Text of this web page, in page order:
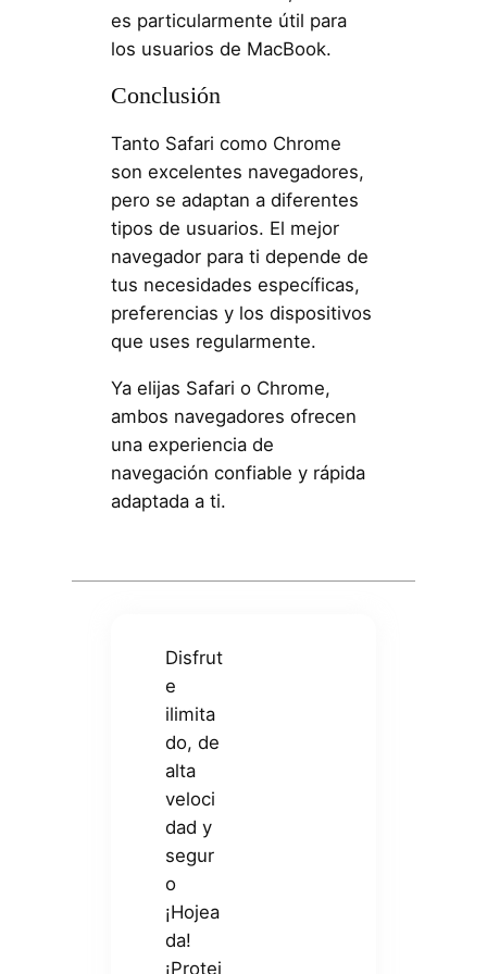
es particularmente útil para
los usuarios de MacBook.
Conclusión
Tanto Safari como Chrome
son excelentes navegadores,
pero se adaptan a diferentes
tipos de usuarios. El mejor
navegador para ti depende de
tus necesidades específicas,
preferencias y los dispositivos
que uses regularmente.
Ya elijas Safari o Chrome,
ambos navegadores ofrecen
una experiencia de
navegación confiable y rápida
adaptada a ti.
Disfrut
e
ilimita
do, de
alta
veloci
dad y
segur
o
¡Hojea
da!
¡Protej